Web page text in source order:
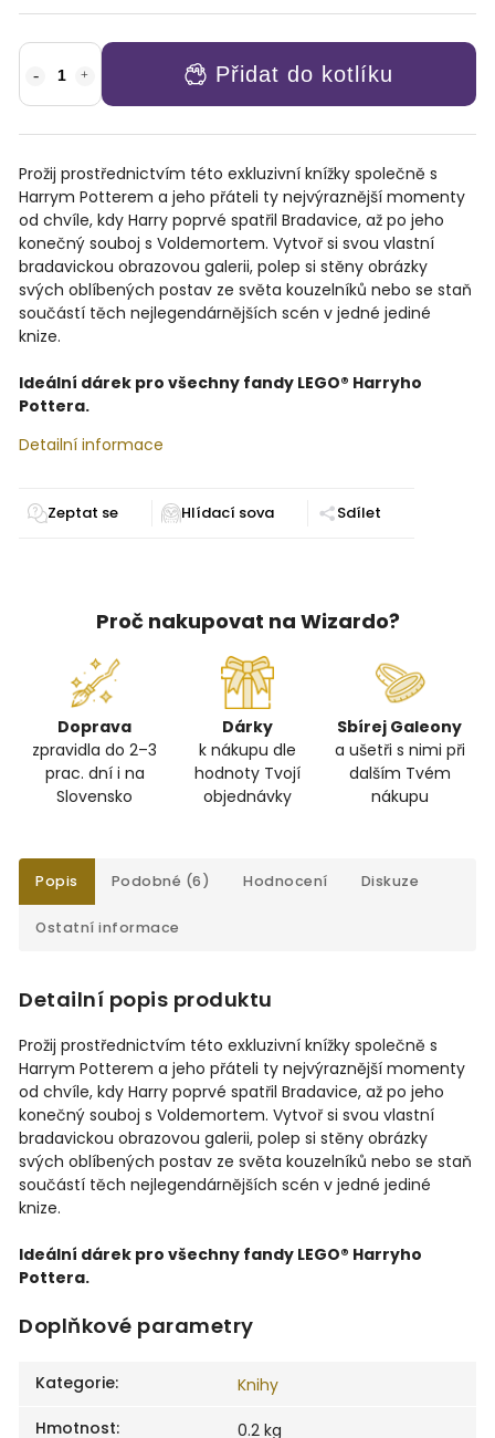
Přidat do kotlíku
Prožij prostřednictvím této exkluzivní knížky společně s
Harrym Potterem a jeho přáteli ty nejvýraznější momenty
od chvíle, kdy Harry poprvé spatřil Bradavice, až po jeho
konečný souboj s Voldemortem. Vytvoř si svou vlastní
bradavickou obrazovou galerii, polep si stěny obrázky
svých oblíbených postav ze světa kouzelníků nebo se staň
součástí těch nejlegendárnějších scén v jedné jediné
knize.
Ideální dárek pro všechny fandy LEGO® Harryho
Pottera.
Detailní informace
Zeptat se Sdílet
Proč nakupovat na Wizardo?
Doprava
zpravidla do 2–3
prac. dní i na
Slovensko
Dárky
k nákupu dle
hodnoty Tvojí
objednávky
Sbírej Galeony
a ušetři s nimi při
dalším Tvém
nákupu
Popis Podobné (6) Hodnocení Diskuze
Ostatní informace
Detailní popis produktu
Prožij prostřednictvím této exkluzivní knížky společně s
Harrym Potterem a jeho přáteli ty nejvýraznější momenty
od chvíle, kdy Harry poprvé spatřil Bradavice, až po jeho
konečný souboj s Voldemortem. Vytvoř si svou vlastní
bradavickou obrazovou galerii, polep si stěny obrázky
svých oblíbených postav ze světa kouzelníků nebo se staň
součástí těch nejlegendárnějších scén v jedné jediné
knize.
Ideální dárek pro všechny fandy LEGO® Harryho
Pottera.
Doplňkové parametry
Kategorie:
Knihy
Hmotnost: 0.2 kg